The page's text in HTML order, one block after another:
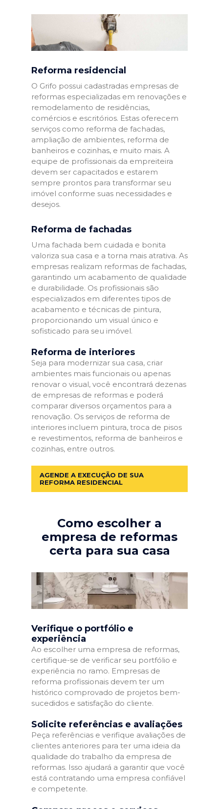
Reforma residencial
O Grifo possui cadastradas empresas de
reformas especializadas em renovações e
remodelamento de residências,
comércios e escritórios. Estas oferecem
serviços como reforma de fachadas,
ampliação de ambientes, reforma de
banheiros e cozinhas, e muito mais. A
equipe de profissionais da empreiteira
devem ser capacitados e estarem
sempre prontos para transformar seu
imóvel conforme suas necessidades e
desejos.
Reforma de fachadas
Uma fachada bem cuidada e bonita
valoriza sua casa e a torna mais atrativa. As
empresas realizam reformas de fachadas,
garantindo um acabamento de qualidade
e durabilidade. Os profissionais são
especializados em diferentes tipos de
acabamento e técnicas de pintura,
proporcionando um visual único e
sofisticado para seu imóvel.
Reforma de interiores
Seja para modernizar sua casa, criar
ambientes mais funcionais ou apenas
renovar o visual, você encontrará dezenas
de empresas de reformas e poderá
comparar diversos orçamentos para a
renovação. Os serviços de reforma de
interiores incluem pintura, troca de pisos
e revestimentos, reforma de banheiros e
cozinhas, entre outros.
AGENDE A EXECUÇÃO DE SUA
REFORMA RESIDENCIAL
Como escolher a
empresa de reformas
certa para sua casa
Verifique o portfólio e
experiência
Ao escolher uma empresa de reformas,
certifique-se de verificar seu portfólio e
experiência no ramo. Empresas de
reforma profissionais devem ter um
histórico comprovado de projetos bem-
sucedidos e satisfação do cliente.
Solicite referências e avaliações
Peça referências e verifique avaliações de
clientes anteriores para ter uma ideia da
qualidade do trabalho da empresa de
reformas. Isso ajudará a garantir que você
está contratando uma empresa confiável
e competente.